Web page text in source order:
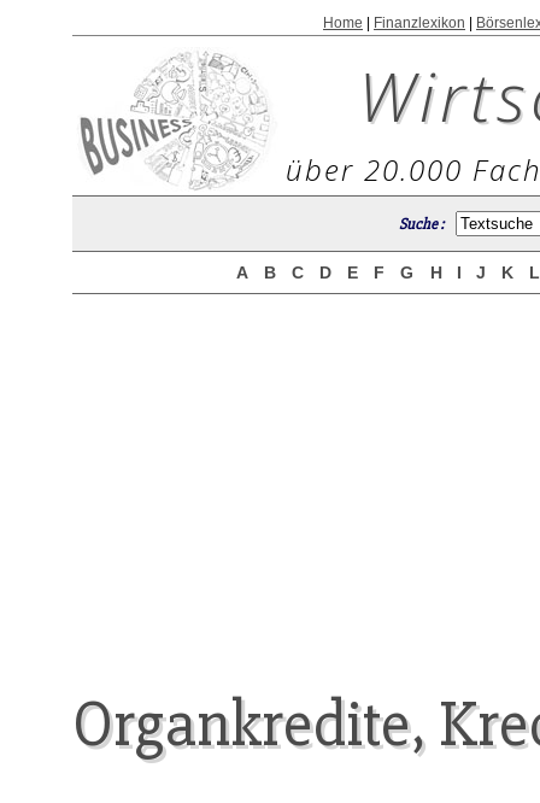
Home Finanzlexikon
über 20.000
Suche :
A B C D E F G H I J K
Organkredite,